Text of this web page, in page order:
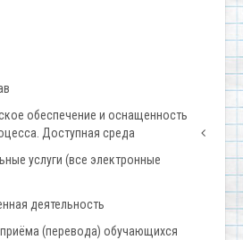
обеспечение и оснащенность
Доступная среда
услуги (все электронные
деятельность
(перевода) обучающихся